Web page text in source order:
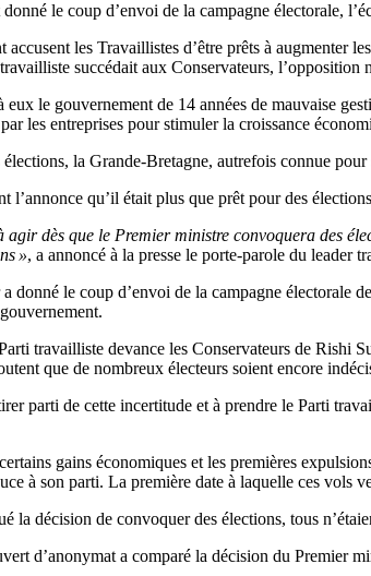
le coup d’envoi de la campagne électorale,
les Travaillistes d’être prêts à augmenter
succédait aux Conservateurs, l’opposition
le gouvernement de 14 années de mauvaise
les entreprises pour stimuler la croissance
la Grande-Bretagne, autrefois connue
l’annonce qu’il était plus que prêt pour des
agir dès que le Premier ministre convoquera des
», a annoncé à la presse le porte-parole du leader
donné le coup d’envoi de la campagne électorale
travailliste devance les Conservateurs de Rishi
que de nombreux électeurs soient encore
parti de cette incertitude et à prendre le Parti
gains économiques et les premières
à son parti. La première date à laquelle ces vols
la décision de convoquer des élections, tous
d’anonymat a comparé la décision du Premier